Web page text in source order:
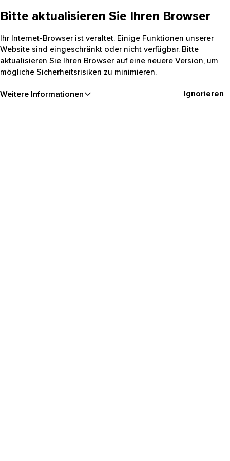
Bitte aktualisieren Sie Ihren Browser
Ihr Internet-Browser ist veraltet. Einige Funktionen unserer
Website sind eingeschränkt oder nicht verfügbar. Bitte
aktualisieren Sie Ihren Browser auf eine neuere Version, um
mögliche Sicherheitsrisiken zu minimieren.
Weitere Informationen Ignorieren